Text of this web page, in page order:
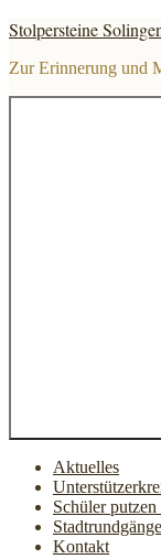
Zum
Inhalt
springen
Stolpersteine
Zur Erinnerung und
Aktuelles
Schüler
Stadtrundgänge
Kontakt